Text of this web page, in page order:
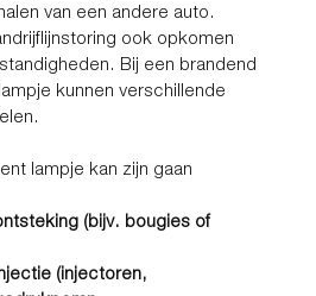
van een andere auto.
ook opkomen
Bij een brandend
kunnen verschillende
lampje kan zijn gaan
(bijv. bougies of
(injectoren,